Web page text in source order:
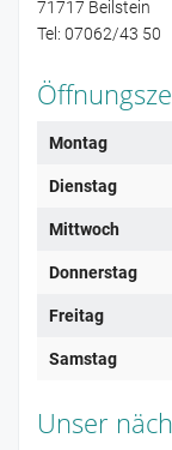
71717 Beilstein
Tel: 07062/43 50
Montag
Dienstag
Mittwoch
Donnerstag
Freitag
Samstag
Unser